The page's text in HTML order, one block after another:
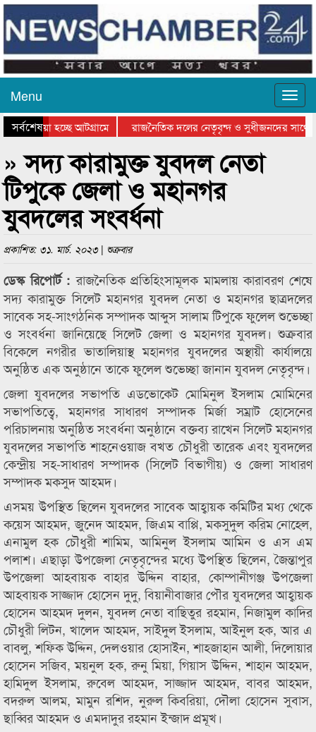
Menu
সর্বশেষ
যাওয়া হচ্ছে আটগ্রামে
রাজনৈতিক দলের নেতৃবৃন্দ ও সুধীজনদের সাথে
» সদ্য কারামুক্ত যুবদল নেতা
টিপুকে জেলা ও মহানগর
যুবদলের সংবর্ধনা
প্রকাশিত: ৩১. মার্চ. ২০২৩ | শুক্রবার
ডেস্ক রিপোর্ট : রাজনৈতিক প্রতিহিংসামূলক মামলায় কারাবরণ শেষে
সদ্য কারামুক্ত সিলেট মহানগর যুবদল নেতা ও মহানগর ছাত্রদলের
সাবেক সহ-সাংগঠনিক সম্পাদক আব্দুস সালাম টিপুকে ফুলেল শুভেচ্ছা
ও সংবর্ধনা জানিয়েছে সিলেট জেলা ও মহানগর যুবদল। শুক্রবার
বিকেলে নগরীর ভাতালিয়াস্থ মহানগর যুবদলের অস্থায়ী কার্যালয়ে
অনুষ্ঠিত এক অনুষ্ঠানে তাকে ফুলেল শুভেচ্ছা জানান যুবদল নেতৃবৃন্দ।
জেলা যুবদলের সভাপতি এডভোকেট মোমিনুল ইসলাম মোমিনের
সভাপতিত্বে, মহানগর সাধারণ সম্পাদক মির্জা সম্রাট হোসেনের
পরিচালনায় অনুষ্ঠিত সংবর্ধনা অনুষ্ঠানে বক্তব্য রাখেন সিলেট মহানগর
যুবদলের সভাপতি শাহনেওয়াজ বখত চৌধুরী তারেক এবং যুবদলের
কেন্দ্রীয় সহ-সাধারণ সম্পাদক (সিলেট বিভাগীয়) ও জেলা সাধারণ
সম্পাদক মকসুদ আহমদ।
এসময় উপস্থিত ছিলেন যুবদলের সাবেক আহ্বায়ক কমিটির মধ্য থেকে
কয়েস আহমদ, জুনেদ আহমদ, জিএম বাপ্পি, মকসুদুল করিম নোহেল,
এনামুল হক চৌধুরী শামিম, আমিনুল ইসলাম আমিন ও এস এম
পলাশ। এছাড়া উপজেলা নেতৃবৃন্দের মধ্যে উপস্থিত ছিলেন, জৈন্তাপুর
উপজেলা আহবায়ক বাহার উদ্দিন বাহার, কোম্পানীগঞ্জ উপজেলা
আহবায়ক সাজ্জাদ হোসেন দুদু, বিয়ানীবাজার পৌর যুবদলের আহ্বায়ক
হোসেন আহমদ দুলন, যুবদল নেতা বাছিতুর রহমান, নিজামুল কাদির
চৌধুরী লিটন, খালেদ আহমদ, সাইদুল ইসলাম, আইনুল হক, আর এ
বাবলু, শফিক উদ্দিন, দেলওয়ার হোসাইন, শাহজাহান আলী, দিলোয়ার
হোসেন সজিব, ময়নুল হক, রুনু মিয়া, গিয়াস উদ্দিন, শাহান আহমদ,
হামিদুল ইসলাম, রুবেল আহমদ, সাজ্জাদ আহমদ, বাবর আহমদ,
বদরুল আলম, মামুন রশিদ, নুরুল কিবরিয়া, দৌলা হোসেন সুবাস,
ছাব্বির আহমদ ও এমদাদুর রহমান ইন্জাদ প্রমূখ।